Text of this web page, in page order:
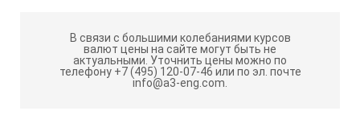
Примечание
В связи с большими колебаниями курсов
валют цены на сайте могут быть не
актуальными. Уточнить цены можно по
телефону +7 (495) 120-07-46 или по эл. почте
info@a3-eng.com.